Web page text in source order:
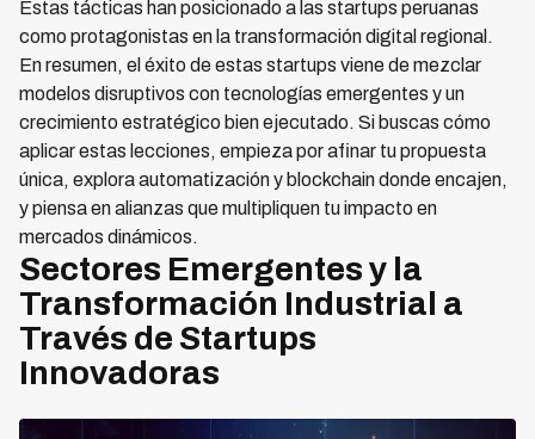
Estas tácticas han posicionado a las startups peruanas
como protagonistas en la transformación digital regional.
En resumen, el éxito de estas startups viene de mezclar
modelos disruptivos con tecnologías emergentes y un
crecimiento estratégico bien ejecutado. Si buscas cómo
aplicar estas lecciones, empieza por afinar tu propuesta
única, explora automatización y blockchain donde encajen,
y piensa en alianzas que multipliquen tu impacto en
mercados dinámicos.
Sectores Emergentes y la
Transformación Industrial a
Través de Startups
Innovadoras